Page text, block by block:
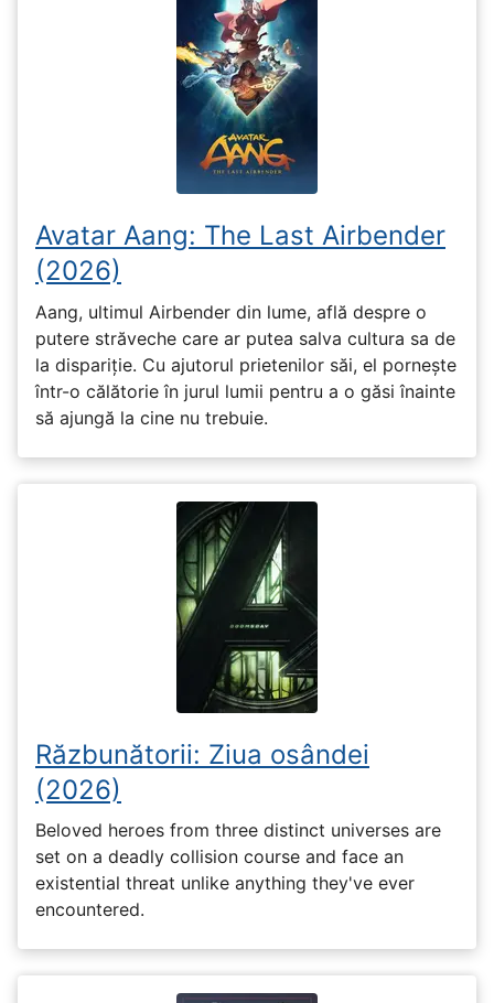
Avatar Aang: The Last Airbender
(2026)
Aang, ultimul Airbender din lume, află despre o
putere străveche care ar putea salva cultura sa de
la dispariție. Cu ajutorul prietenilor săi, el pornește
într-o călătorie în jurul lumii pentru a o găsi înainte
să ajungă la cine nu trebuie.
Răzbunătorii: Ziua osândei
(2026)
Beloved heroes from three distinct universes are
set on a deadly collision course and face an
existential threat unlike anything they've ever
encountered.